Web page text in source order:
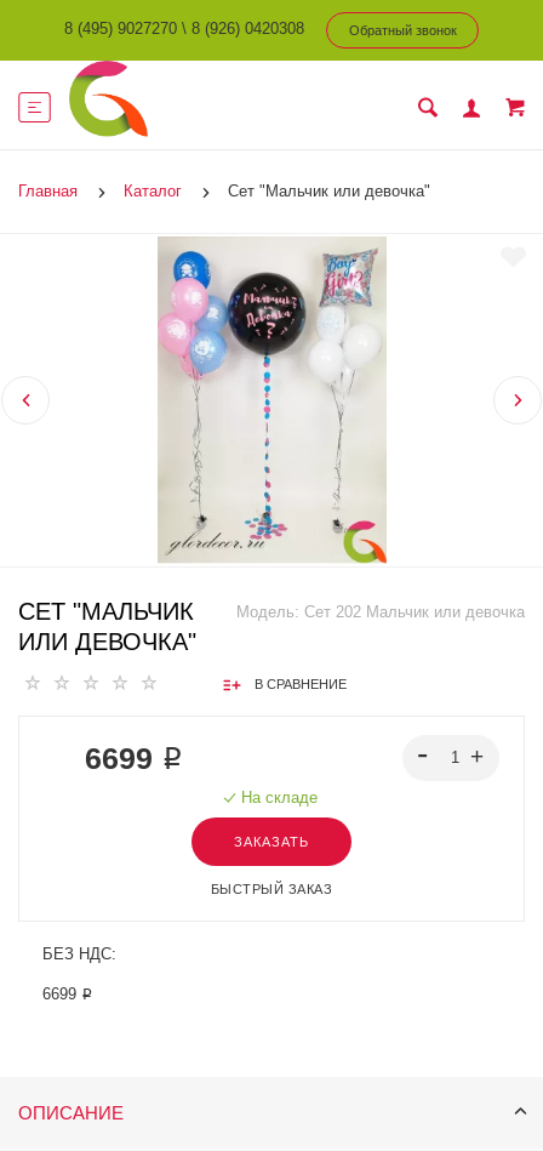
8 (495) 9027270 \ 8 (926) 0420308 Обратный звонок
Главная Каталог Сет "Мальчик или девочка"
Модель: Сет 202 Мальчик или девочка
СЕТ "МАЛЬЧИК
ИЛИ ДЕВОЧКА"
В СРАВНЕНИЕ
6699 ₽
На складе
ЗАКАЗАТЬ
БЫСТРЫЙ ЗАКАЗ
БЕЗ НДС:
6699 ₽
ОПИСАНИЕ